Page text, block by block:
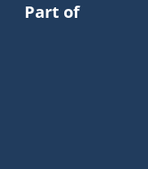
Part of